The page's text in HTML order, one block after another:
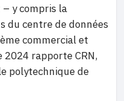
y compris la
du centre de données
commercial et
2024 rapporte CRN,
polytechnique de